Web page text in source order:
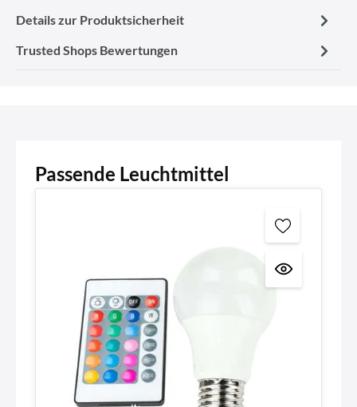
Details zur Produktsicherheit
Trusted Shops Bewertungen
Passende Leuchtmittel